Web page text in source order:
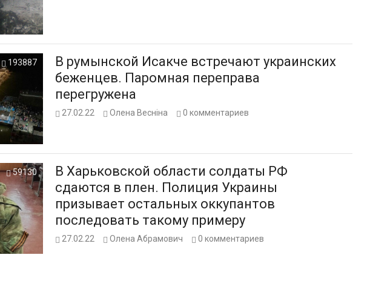
193887
В румынской Исакче встречают украинских
беженцев. Паромная переправа
перегружена
27.02.22 Олена Весніна 0 комментариев
59130
В Харьковской области солдаты РФ
сдаются в плен. Полиция Украины
призывает остальных оккупантов
последовать такому примеру
27.02.22 Олена Абрамович 0 комментариев